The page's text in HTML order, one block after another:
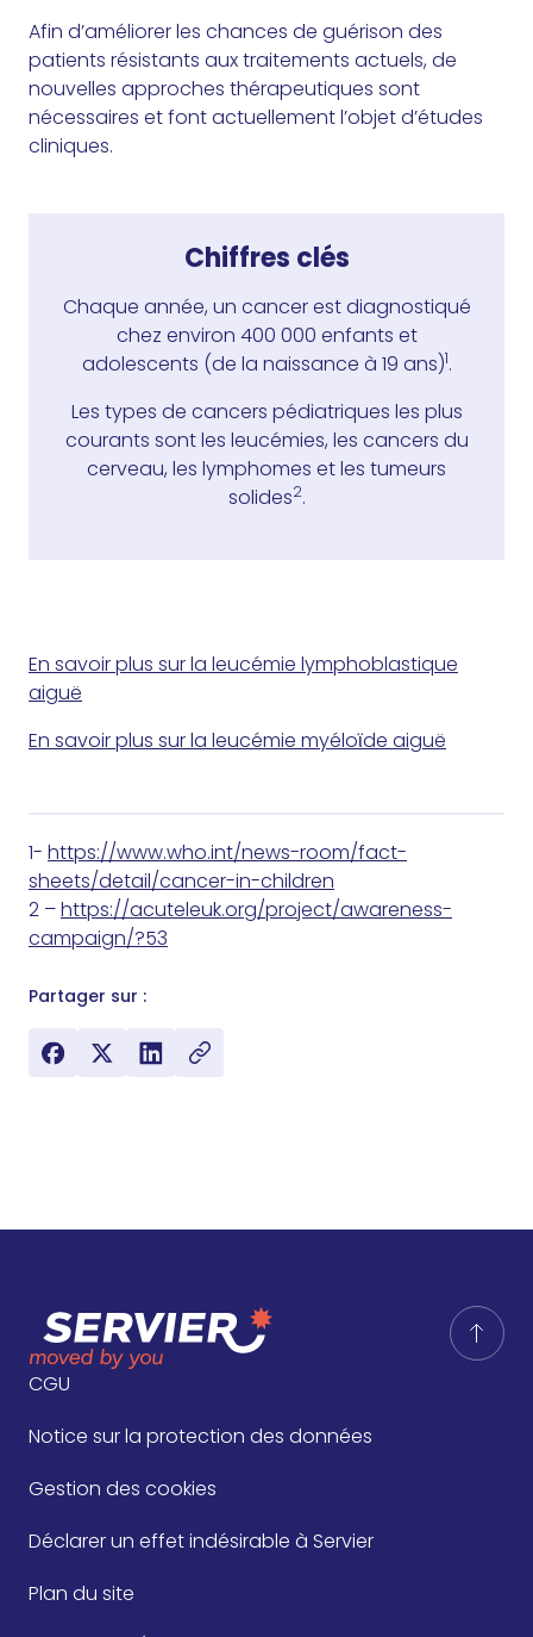
Afin d’améliorer les chances de guérison des
patients résistants aux traitements actuels, de
nouvelles approches thérapeutiques sont
nécessaires et font actuellement l’objet d’études
cliniques.
Chiffres clés
Chaque année, un cancer est diagnostiqué
chez environ 400 000 enfants et
adolescents (de la naissance à 19 ans)1.
Les types de cancers pédiatriques les plus
courants sont les leucémies, les cancers du
cerveau, les lymphomes et les tumeurs
solides2.
En savoir plus sur la leucémie lymphoblastique
aiguë
En savoir plus sur la leucémie myéloϊde aiguë
1- https://www.who.int/news-room/fact-
sheets/detail/cancer-in-children
2 –https://acuteleuk.org/project/awareness-
campaign/?53
Partager sur :
CGU
Notice sur la protection des données
Gestion des cookies
Déclarer un effet indésirable à Servier
Plan du site